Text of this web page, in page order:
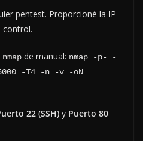
pentest. Proporcioné la IP
control.
nmap de manual: nmap -p- -
-T4 -n -v -oN
22 (SSH) y Puerto 80